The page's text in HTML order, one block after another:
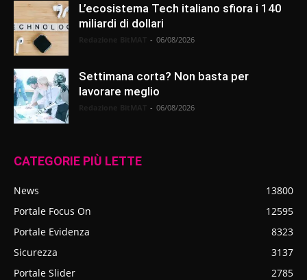
L’ecosistema Tech italiano sfiora i 140
miliardi di dollari
- 06/08/2026
Settimana corta? Non basta per
lavorare meglio
- 06/08/2026
CATEGORIE PIÙ LETTE
News
13800
Portale Focus On
12595
Portale Evidenza
8323
Sicurezza
3137
Portale Slider
2785